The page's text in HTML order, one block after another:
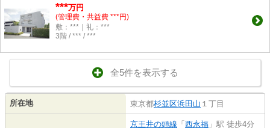
***万円
(管理費・共益費 ***円)
敷：***｜礼：***
3階 / *** / ***
全5件を表示する
所在地 東京都杉並区浜田山 １丁目
京王井の頭線 「 西永福 」駅 徒歩4分